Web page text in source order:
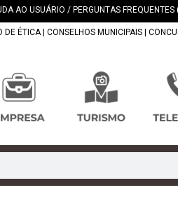
AO USUÁRIO / PERGUNTAS FREQUENTES
DE ÉTICA| CONSELHOS MUNICIPAIS